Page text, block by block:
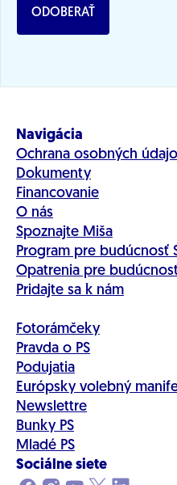
ODOBERAŤ
Navigácia
Ochrana osobných
Dokumenty
Financovanie
O nás
Spoznajte Miša
Program pre budúcnosť
Opatrenia pre
Pridajte sa k nám
Fotorámčeky
Pravda o PS
Podujatia
Európsky volebný
Newslettre
Bunky PS
Mladé PS
Sociálne siete